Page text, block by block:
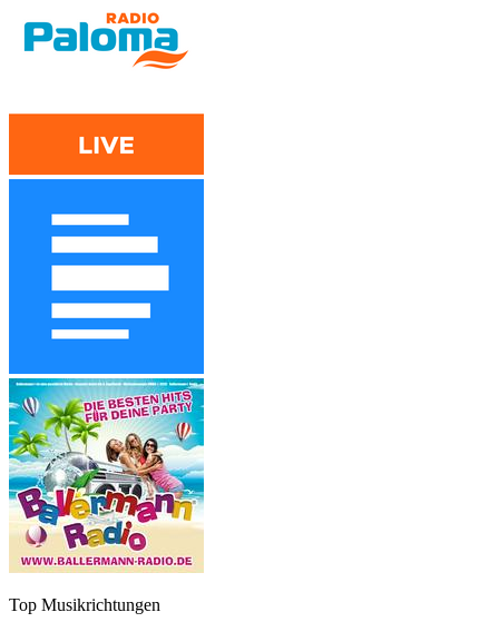
Top Musikrichtungen